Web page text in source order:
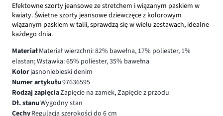
Efektowne szorty jeansowe ze stretchem i wiązanym paskiem w
kwiaty. Świetne szorty jeansowe dziewczęce z kolorowym
wiązanym paskiem w talii, sprawdzą się w wielu zestawach, idealne
każdego dnia.
MateriałMateriał wierzchni: 82% bawełna, 17% poliester, 1%
elastan; Wstawka: 65% poliester, 35% bawełna
Kolorjasnoniebieski denim
Numer artykułu97636595
Rodzaj zapięciaZapięcie na zamek, Zapięcie z przodu
Dł. stanuWygodny stan
CechyRegulacja szerokości do 6 cm